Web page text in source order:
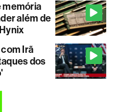
memória
além de
Irã
dos